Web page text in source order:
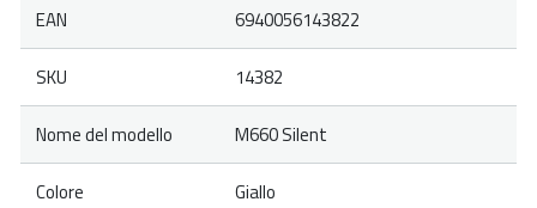
EAN 6940056143822
SKU 14382
Nome del modello M660 Silent
Colore Giallo